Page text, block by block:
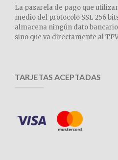
La pasarela de pago que
medio del protocolo SSL 256
almacena ningún dato
sino que va directamente al
TARJETAS ACEPTADAS